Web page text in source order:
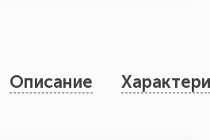
Описание